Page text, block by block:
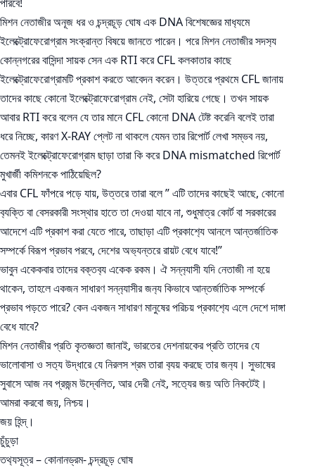
মিশন নেতাজীর অনূজ ধর ও চন্দ্রচূড় ঘোষ এক DNA বিশেষজ্ঞের মাধ‍্যমে
ইলেক্ট্রোফেরোগ্রাম সংক্রান্ত বিষয়ে জানতে পারেন। পরে মিশন নেতাজীর সদস‍্য
কোন্নগরের বাসিন্দা সায়ক সেন এক RTI করে CFL কলকাতার কাছে
ইলেক্ট্রোফেরোগ্রামটি প্রকাশ করতে আবেদন করেন। উত্তরে প্রথমে CFL জানায়
তাদের কাছে কোনো ইলেক্ট্রোফেরোগ্রাম নেই, সেটা হারিয়ে গেছে। তখন সায়ক
আবার RTI করে বলেন যে তার মানে CFL কোনো DNA টেষ্ট করেনি বলেই তারা
ধরে নিচ্ছে, কারণ X-RAY প্লেট না থাকলে যেমন তার রিপোর্ট লেখা সম্ভব নয়,
তেমনই ইলেক্ট্রোফেরোগ্রাম ছাড়া তারা কি করে DNA mismatched রিপোর্ট
মুখার্জী কমিশনকে পাঠিয়েছিল?
এবার CFL ফাঁপরে পড়ে যায়, উত্তরে তারা বলে ” এটি তাদের কাছেই আছে, কোনো
ব‍্যক্তি বা বেসরকারী সংস্থার হাতে তা দেওয়া যাবে না, শুধুমাত্র কোর্ট বা সরকারের
আদেশে এটি প্রকাশ করা যেতে পারে, তাছাড়া এটি প্রকাশ‍্যে আনলে আন্তর্জাতিক
সম্পর্কে বিরূপ প্রভাব পরবে, দেশের অভ‍্যন্তরে রায়ট বেধে যাবে!”
ভাবুন একেকবার তাদের বক্তব‍্য একেক রকম। ঐ সন্ন‍্যাসী যদি নেতাজী না হয়ে
থাকেন, তাহলে একজন সাধারণ সন্ন‍্যাসীর জন‍্য কিভাবে আন্তর্জাতিক সম্পর্কে
প্রভাব পড়তে পারে? কেন একজন সাধারণ মানুষের পরিচয় প্রকাশ‍্যে এলে দেশে দাঙ্গা
বেধে যাবে?
মিশন নেতাজীর প্রতি কৃতজ্ঞতা জানাই, ভারতের দেশনায়কের প্রতি তাদের যে
ভালোবাসা ও সত‍্য উদ্ধারে যে নিরলস শ্রম তারা ব‍্যয় করছে তার জন‍্য। সুভাষের
সুবাসে আজ নব প্রজন্ম উদ্বেলিত, আর দেরী নেই, সত‍্যের জয় অতি নিকটেই।
আমরা করবো জয়, নিশ্চয়।
জয় হিন্দ্।
চুঁচুড়া
তথ‍্যসূত্র – কোনানড্রম- চন্দ্রচূড় ঘোষ